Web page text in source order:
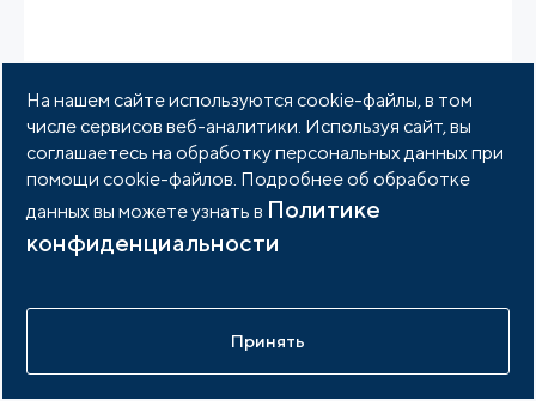
ООО "Альт-Инвест"
На нашем сайте используются cookie-файлы, в том
числе сервисов веб-аналитики. Используя сайт, вы
соглашаетесь на обработку персональных данных при
помощи cookie-файлов. Подробнее об обработке
данных вы можете узнать в Политике
конфиденциальности
Принять